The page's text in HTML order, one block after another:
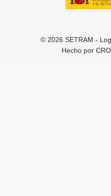
© 2026 SETRAM -
Hecho por